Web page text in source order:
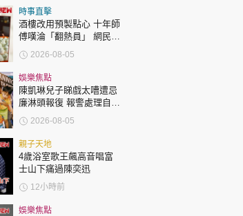
時事直擊
酒樓改用預製點心 十年師
傅嘆淪「翻熱員」 網民憂
傳統手藝被淘汰
2026-08-05
娛樂焦點
陳凱琳兒子睇戲太嘈遭忌
廉淋頭報復 報警處理自責
護子不力 歐錦棠陳倩揚齊
表態「媽媽有責任」
2026-08-05
親子天地
4歲浴室歌王飆高音唱富
士山下痛過陳奕迅
12小時前
娛樂焦點